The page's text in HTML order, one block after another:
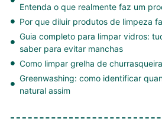
Entenda o que realmente faz um
Por que diluir produtos de limpeza
Guia completo para limpar vidros:
saber para evitar manchas
Como limpar grelha de
Greenwashing: como identificar
natural assim